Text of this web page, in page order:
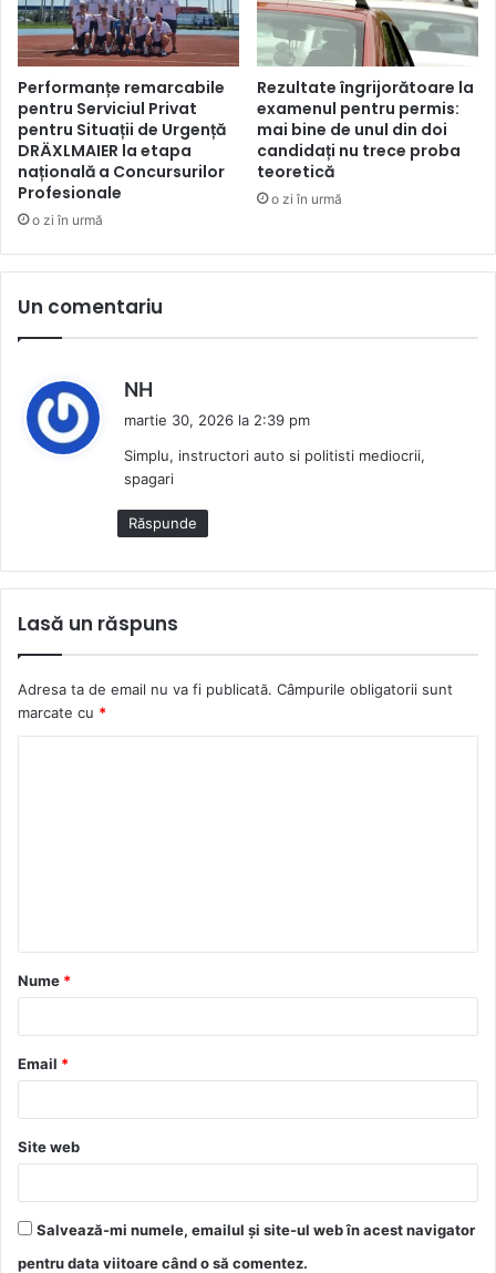
Performanțe remarcabile
pentru Serviciul Privat
pentru Situații de Urgență
DRÄXLMAIER la etapa
națională a Concursurilor
Profesionale
o zi în urmă
Rezultate îngrijorătoare la
examenul pentru permis:
mai bine de unul din doi
candidați nu trece proba
teoretică
o zi în urmă
Un comentariu
NH
n
e
:
martie 30, 2026 la 2:39 pm
Simplu, instructori auto si politisti mediocrii,
spagari
Răspunde
Lasă un răspuns
Adresa ta de email nu va fi publicată. Câmpurile obligatorii sunt
marcate cu *
a
r
*
Nume *
Email *
Site web
Salvează-mi numele, emailul și site-ul web în acest navigator
pentru data viitoare când o să comentez.